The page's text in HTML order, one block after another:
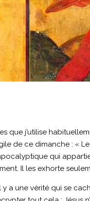
que j’utilise
de ce dimanche : «
qui
Il les exhorte
y a une vérité qui se